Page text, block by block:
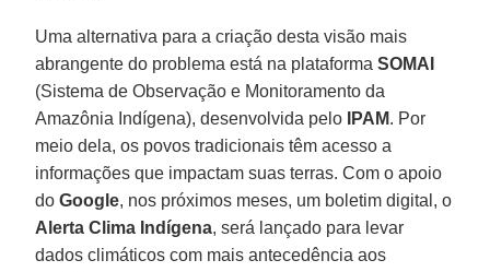
Uma alternativa para a criação desta visão mais
abrangente do problema está na plataformaSOMAI
(Sistema de Observação e Monitoramento da
Amazônia Indígena), desenvolvida pelo
IPAM. Por
meio dela, os povos tradicionais têm acesso a
informações que impactam suas terras. Com o apoio
doGoogle, nos próximos meses, um boletim digital, o
Alerta Clima Indígena, será lançado para levar
dados climáticos com mais antecedência aos